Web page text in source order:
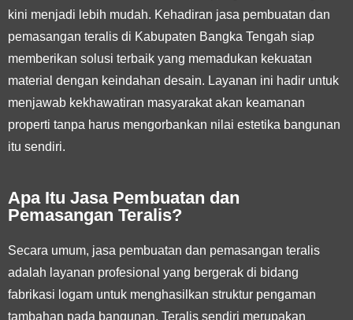
kini menjadi lebih mudah. Kehadiran jasa pembuatan dan
pemasangan teralis di Kabupaten Bangka Tengah siap
memberikan solusi terbaik yang memadukan kekuatan
material dengan keindahan desain. Layanan ini hadir untuk
menjawab kekhawatiran masyarakat akan keamanan
properti tanpa harus mengorbankan nilai estetika bangunan
itu sendiri.
Apa Itu Jasa Pembuatan dan
Pemasangan Teralis?
Secara umum, jasa pembuatan dan pemasangan teralis
adalah layanan profesional yang bergerak di bidang
fabrikasi logam untuk menghasilkan struktur pengaman
tambahan pada bangunan. Teralis sendiri merupakan